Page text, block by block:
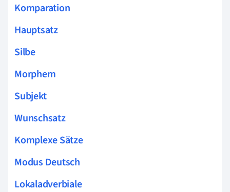
Komparation
Hauptsatz
Silbe
Morphem
Subjekt
Wunschsatz
Komplexe Sätze
Modus Deutsch
Lokaladverbiale